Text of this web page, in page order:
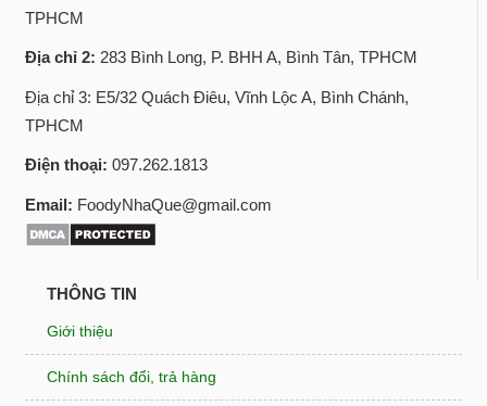
TPHCM
Địa chỉ 2: 283 Bình Long, P. BHH A, Bình Tân, TPHCM
Địa chỉ 3: E5/32 Quách Điêu, Vĩnh Lộc A, Bình Chánh,
TPHCM
Điện thoại: 097.262.1813
Email: FoodyNhaQue@gmail.com
THÔNG TIN
Giới thiệu
Chính sách đổi, trả hàng